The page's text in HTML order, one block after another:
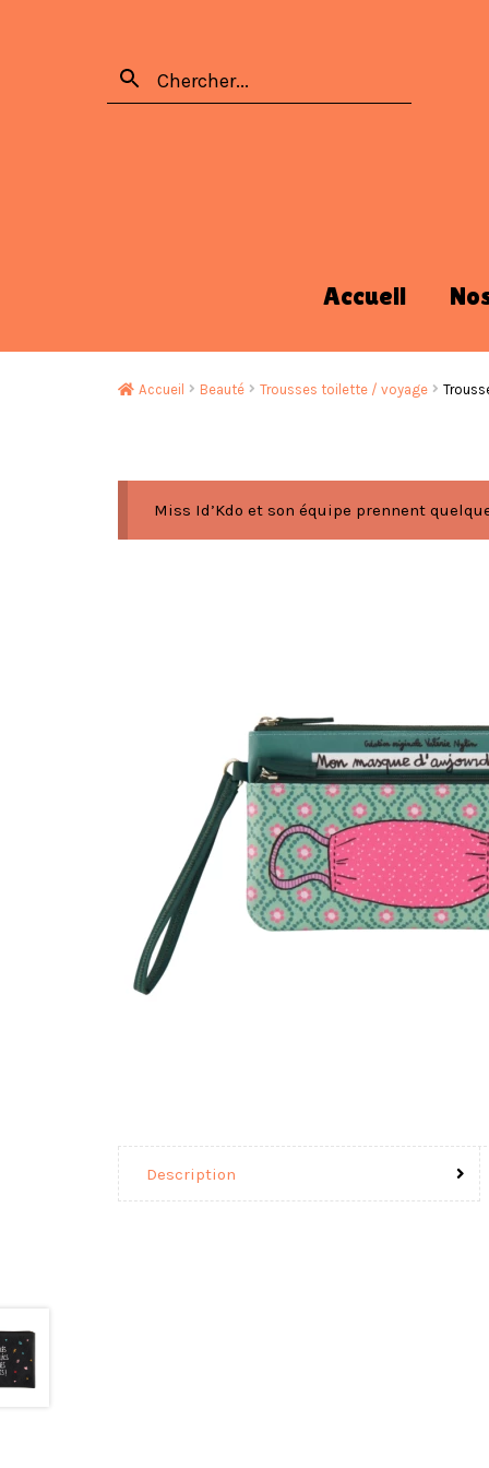
Accueil
Accueil Beauté Trousses toilette / voyage
Miss Id’Kdo et son équipe prennent
Description